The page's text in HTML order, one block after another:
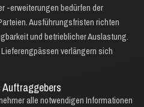
-erweiterungen bedürfen der
Ausführungsfristen richten
und betrieblicher Auslastung.
verlängern sich
alle notwendigen Informationen